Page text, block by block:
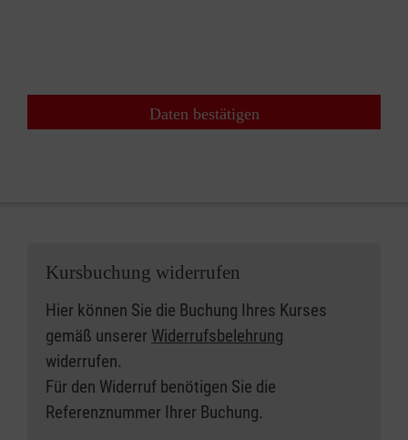
Daten bestätigen
Kursbuchung widerrufen
Hier können Sie die Buchung Ihres Kurses
gemäß unserer Widerrufsbelehrung
widerrufen.
Für den Widerruf benötigen Sie die
Referenznummer Ihrer Buchung.